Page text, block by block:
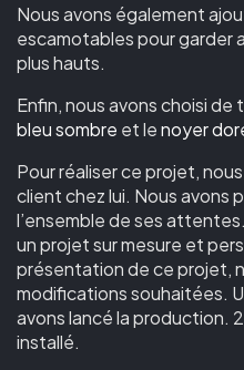
Nous avons également
escamotables pour garder
plus hauts.
Enfin, nous avons choisi de
bleu sombre et lenoyer
Pour réaliser ce projet,
client chez lui. Nous avons
l’ensemble de ses
un projet sur mesure et
présentation de ce projet,
modifications souhaitées.
avons lancé la production.
installé.